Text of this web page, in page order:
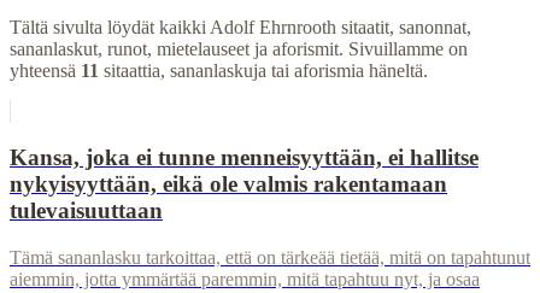
Tältä sivulta löydät kaikki Adolf Ehrnrooth sitaatit, sanonnat,
sananlaskut, runot, mietelauseet ja aforismit. Sivuillamme on
yhteensä 11 sitaattia, sananlaskuja tai aforismia häneltä.
Kansa, joka ei tunne menneisyyttään, ei hallitse
nykyisyyttään, eikä ole valmis rakentamaan
tulevaisuuttaan
Tämä sananlasku tarkoittaa, että on tärkeää tietää, mitä on tapahtunut
aiemmin, jotta ymmärtää paremmin, mitä tapahtuu nyt, ja osaa